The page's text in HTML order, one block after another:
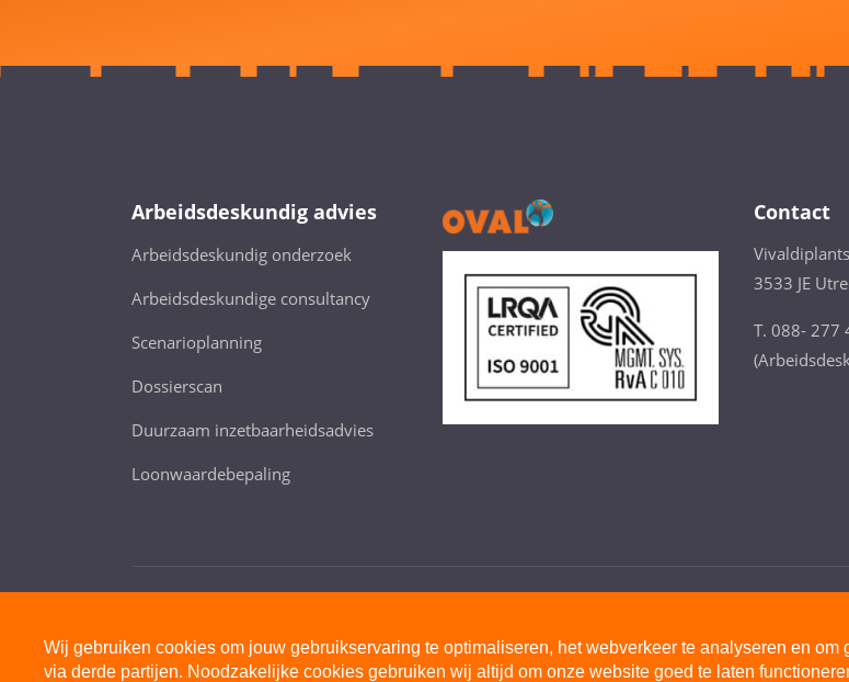
Arbeidsdeskundig advies
Arbeidsdeskundig onderzoek
Arbeidsdeskundige consultancy
Scenarioplanning
Dossierscan
Duurzaam inzetbaarheidsadvies
Loonwaardebepaling
Contact
3533 JE
T. 088- 277
Wij gebruiken cookies om jouw gebruikservaring te optimaliseren, het webverkeer te analyseren en om
via derde partijen. Noodzakelijke cookies gebruiken wij altijd om onze website goed te laten